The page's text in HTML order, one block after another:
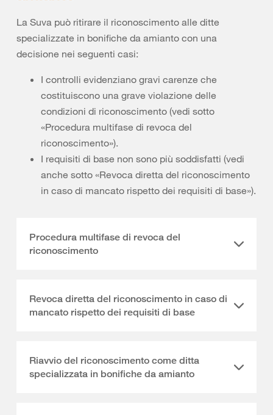
La Suva può ritirare il riconoscimento alle ditte
specializzate in bonifiche da amianto con una
decisione nei seguenti casi:
I controlli evidenziano gravi carenze che
costituiscono una grave violazione delle
condizioni di riconoscimento (vedi sotto
«Procedura multifase di revoca del
riconoscimento»).
I requisiti di base non sono più soddisfatti (vedi
anche sotto «Revoca diretta del riconoscimento
in caso di mancato rispetto dei requisiti di base»).
Procedura multifase di revoca del
riconoscimento
Revoca diretta del riconoscimento in caso di
mancato rispetto dei requisiti di base
Riavvio del riconoscimento come ditta
specializzata in bonifiche da amianto